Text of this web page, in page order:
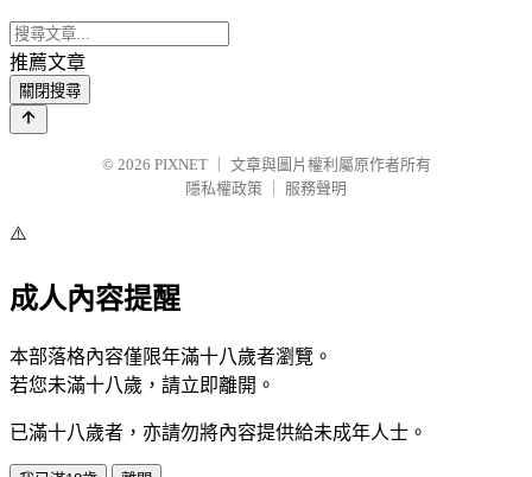
推薦文章
關閉搜尋
© 2026 PIXNET
文章與圖片權利屬原作者所有
隱私權政策
服務聲明
⚠️
成人內容提醒
本部落格內容僅限年滿十八歲者瀏覽。
若您未滿十八歲，請立即離開。
已滿十八歲者，亦請勿將內容提供給未成年人士。